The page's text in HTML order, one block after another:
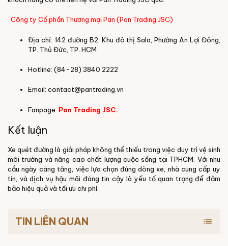
Công ty Cổ phần Thương mại Pan (Pan Trading JSC)
Địa chỉ: 142 đường B2, Khu đô thị Sala, Phường An Lợi Đông,
TP. Thủ Đức, TP. HCM
Hotline: (84-28) 3840 2222
Email: contact@pantrading.vn
Fanpage: Pan Trading JSC.
Kết luận
Xe quét đường là giải pháp không thể thiếu trong việc duy trì vệ sinh
môi trường và nâng cao chất lượng cuộc sống tại TPHCM. Với nhu
cầu ngày càng tăng, việc lựa chọn đúng dòng xe, nhà cung cấp uy
tín, và dịch vụ hậu mãi đáng tin cậy là yếu tố quan trọng để đảm
bảo hiệu quả và tối ưu chi phí.
TIN LIÊN QUAN list